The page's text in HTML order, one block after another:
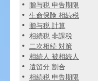
贈与税 申告期限
生命保険 相続税
贈与税 計算
相続税 非課税
二次相続 対策
相続人 被相続人
遺留分 割合
相続税 申告期限